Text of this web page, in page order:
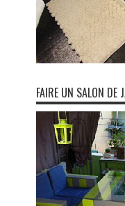
FAIRE UN SALON DE